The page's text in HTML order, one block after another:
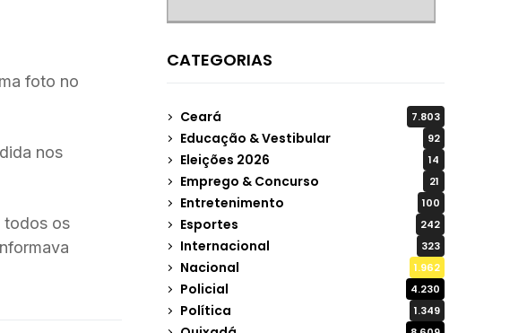
foto no
nos
todos os
CATEGORIAS
Ceará 7.803
Educação & Vestibular 92
Eleições 2026 14
Emprego & Concurso 21
Entretenimento 100
Esportes 242
Internacional 323
Nacional 1.962
Policial 4.230
Política 1.349